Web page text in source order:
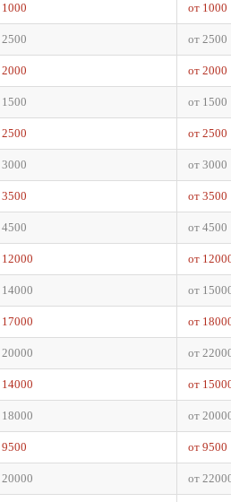
1000 от 1000
2500 от 2500
2000 от 2000
1500 от 1500
2500 от 2500
3000 от 3000
3500 от 3500
4500 от 4500
12000 от
14000 от
17000 от
20000 от
14000 от
18000 от
9500 от 9500
20000 от